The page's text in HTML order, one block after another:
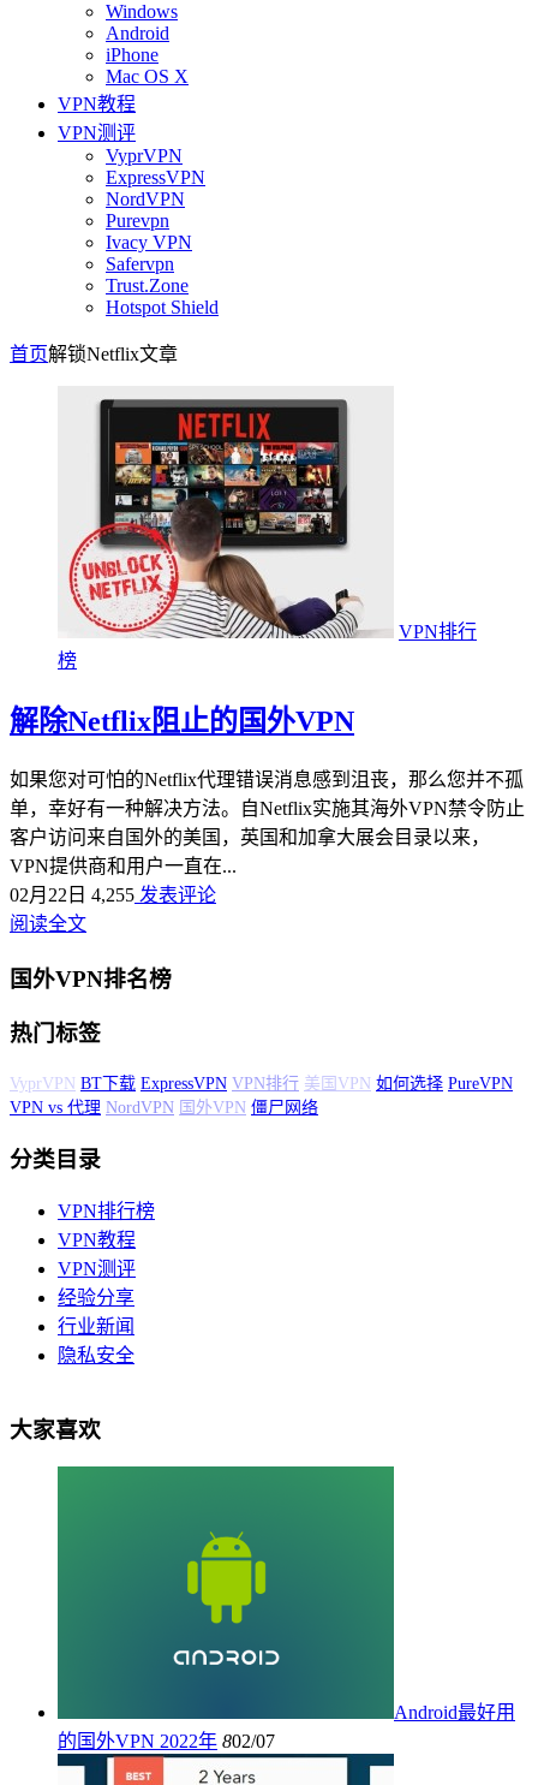
Windows
Android
iPhone
Mac OS X
VPN教程
VPN测评
VyprVPN
ExpressVPN
NordVPN
Purevpn
Ivacy VPN
Safervpn
Trust.Zone
Hotspot Shield
首页解锁Netflix文章
VPN排行
榜
解除Netflix阻止的国外VPN
如果您对可怕的Netflix代理错误消息感到沮丧，那么您并不孤
单，幸好有一种解决方法。自Netflix实施其海外VPN禁令防止
客户访问来自国外的美国，英国和加拿大展会目录以来，
VPN提供商和用户一直在...
02月22日 4,255 发表评论
阅读全文
国外VPN排名榜
热门标签
BT下载 ExpressVPN VPN排行 美国VPN 如何选择 PureVPN VPN vs 代
理 NordVPN 国外VPN 僵尸网络
分类目录
VPN排行榜
VPN教程
VPN测评
经验分享
行业新闻
隐私安全
大家喜欢
Android最好用
的国外VPN 2022年 802/07